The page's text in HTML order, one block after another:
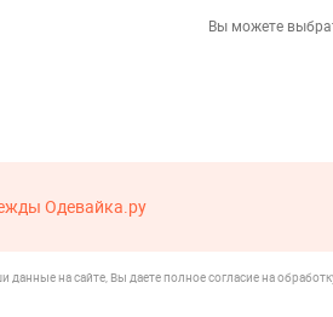
Вы можете
Одевайка.ру
на сайте, Вы даете полное согласие на